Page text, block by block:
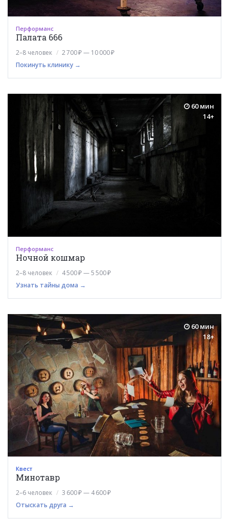
Перформанс
Палата 666
2–8 человек
2 700 ₽ — 10 000 ₽
Покинуть клинику →
60 мин
14+
Перформанс
Ночной кошмар
2–8 человек
4 500 ₽ — 5 500 ₽
Узнать тайны дома →
60 мин
18+
Квест
Минотавр
2–6 человек
3 600 ₽ — 4 600 ₽
Отыскать друга →